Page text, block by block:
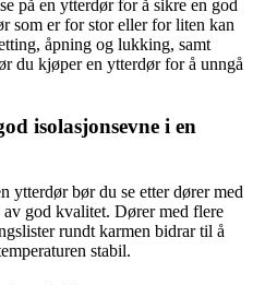
på en ytterdør for å sikre en god
som er for stor eller for liten kan
åpning og lukking, samt
du kjøper en ytterdør for å unngå
isolasjonsevne i en
ytterdør bør du se etter dører med
god kvalitet. Dører med flere
rundt karmen bidrar til å
stabil.